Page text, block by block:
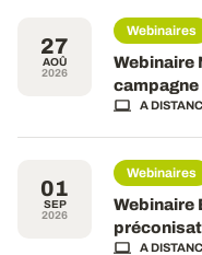
27
AOÛ
2026
Webinaires
Webinaire
A
01
SEP
2026
Webinaires
Webinaire
A